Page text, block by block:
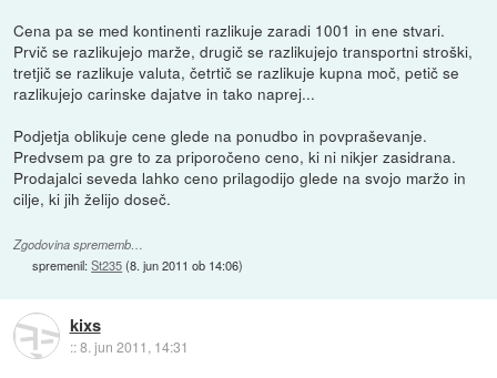
Cena pa se med kontinenti razlikuje zaradi 1001 in ene stvari.
Prvič se razlikujejo marže, drugič se razlikujejo transportni stroški,
tretjič se razlikuje valuta, četrtič se razlikuje kupna moč, petič se
razlikujejo carinske dajatve in tako naprej...
Podjetja oblikuje cene glede na ponudbo in povpraševanje.
Predvsem pa gre to za priporočeno ceno, ki ni nikjer zasidrana.
Prodajalci seveda lahko ceno prilagodijo glede na svojo maržo in
cilje, ki jih želijo doseč.
Zgodovina sprememb…
spremenil:St235(8. jun 2011 ob 14:06)
kixs
::8. jun 2011, 14:31